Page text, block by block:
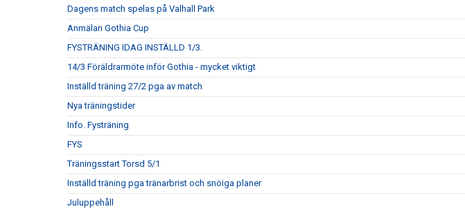
Dagens match spelas på Valhall Park
Anmälan Gothia Cup
FYSTRÄNING IDAG INSTÄLLD 1/3.
14/3 Föräldrarmöte inför Gothia - mycket viktigt
Inställd träning 27/2 pga av match
Nya träningstider
Info. Fysträning
FYS
Träningsstart Torsd 5/1
Inställd träning pga tränarbrist och snöiga planer
Juluppehåll